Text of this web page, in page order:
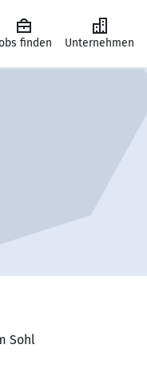
finden Unternehmen
Sohl